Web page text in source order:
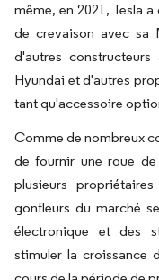
même, en 2021, Tesla
de crevaison avec sa
d'autres
Hyundai et d'autres
tant qu'accessoire
Comme de nombreux
de fournir une roue
plusieurs
gonfleurs du marché
électronique et des
stimuler la croissance